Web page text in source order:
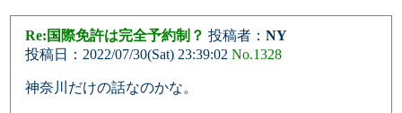
Re:国際免許は完全予約制？ 投稿者： NY
投稿日：2022/07/30(Sat) 23:39:02 No.1328
神奈川だけの話なのかな。